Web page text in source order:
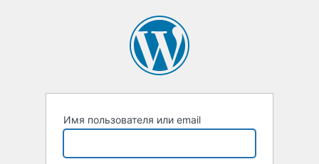
Имя пользователя или email